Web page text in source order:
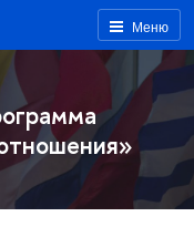
Меню